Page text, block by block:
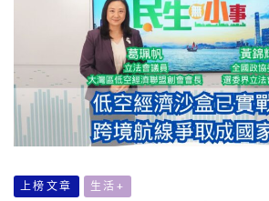
上榜文章 生活+